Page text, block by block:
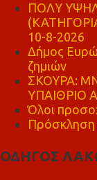
ΠΟΛΥ
10-8-2026
Δήμος
ζημιών
ΣΚΟΥΡΑ:
ΥΠΑΙΘΡΙΟ
Όλοι
Πρόσκληση
ΟΔΗΓΟΣ